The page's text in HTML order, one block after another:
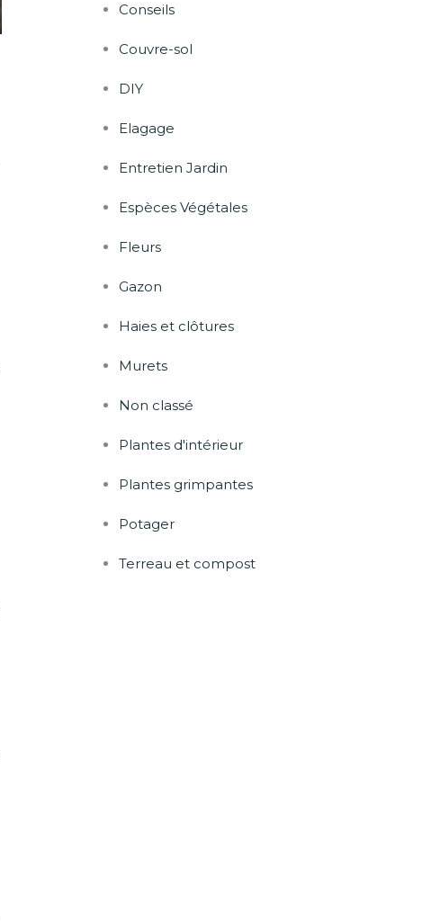
Conseils
Couvre-sol
DIY
Elagage
Entretien Jardin
Espèces Végétales
Fleurs
Gazon
Haies et clôtures
Murets
Non classé
Plantes d'intérieur
Plantes grimpantes
Potager
Terreau et compost